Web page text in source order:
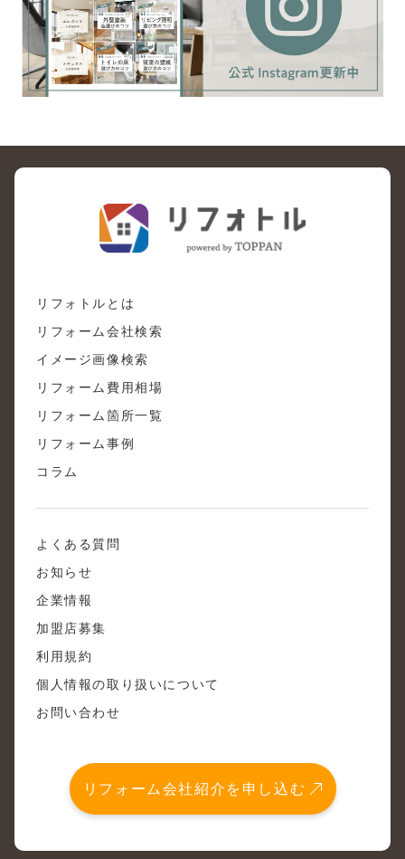
リフォトルとは
リフォーム会社検索
イメージ画像検索
リフォーム費用相場
リフォーム箇所一覧
リフォーム事例
コラム
よくある質問
お知らせ
企業情報
加盟店募集
利用規約
個人情報の取り扱いについて
お問い合わせ
リフォーム会社紹介を申し込む